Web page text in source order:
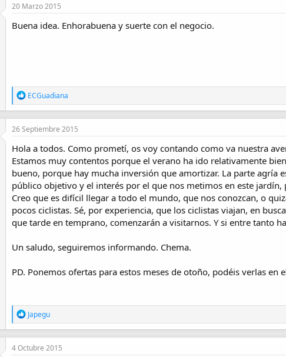
c
o
20 Marzo 2015
Buena idea. Enhorabuena y suerte con el negocio.
R
e
a
c
o
n
e
s
:
ECGuadiana
26 Septiembre 2015
Hola a todos. Como prometí, os voy contando como va nuestra
Estamos muy contentos porque el verano ha ido relativamente
bueno, porque hay mucha inversión que amortizar. La parte agría
público objetivo y el interés por el que nos metimos en este jardín,
Creo que es difícil llegar a todo el mundo, que nos conozcan, o
pocos ciclistas. Sé, por experiencia, que los ciclistas viajan, en
que tarde en temprano, comenzarán a visitarnos. Y si entre tanto
Un saludo, seguiremos informando. Chema.
PD. Ponemos ofertas para estos meses de otoño, podéis verlas
R
e
a
c
Japegu
4 Octubre 2015